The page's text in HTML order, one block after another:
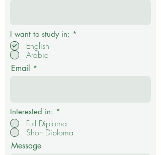
I want to study in: *
English
Arabic
Email
Interested in: *
Full Diploma
Short Diploma
Message